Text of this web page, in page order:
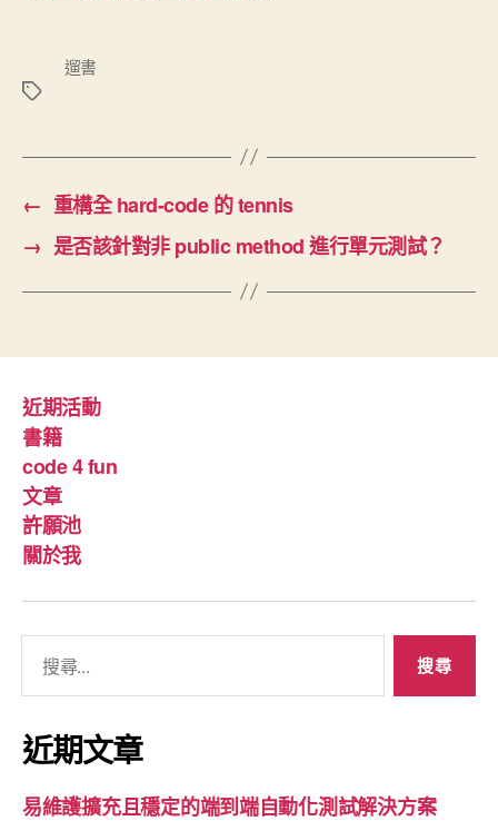
遛書
← 重構全 hard-code 的 tennis
→ 是否該針對非 public method 進行單元測試？
近期活動
書籍
code 4 fun
文章
許願池
關於我
關
鍵
字
近期文章
易維護擴充且穩定的端到端自動化測試解決方案